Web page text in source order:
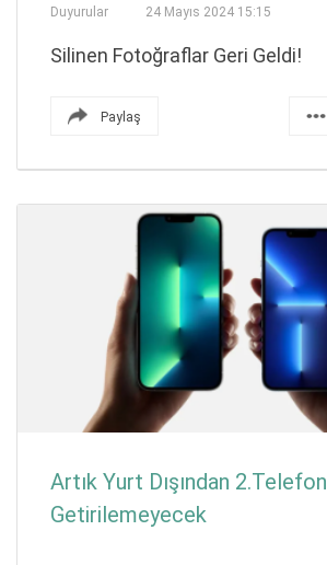
Duyurular 24 Mayıs 2024 15:15
Silinen Fotoğraflar Geri Geldi!
Paylaş
Artık Yurt Dışından 2.Telefon
Getirilemeyecek